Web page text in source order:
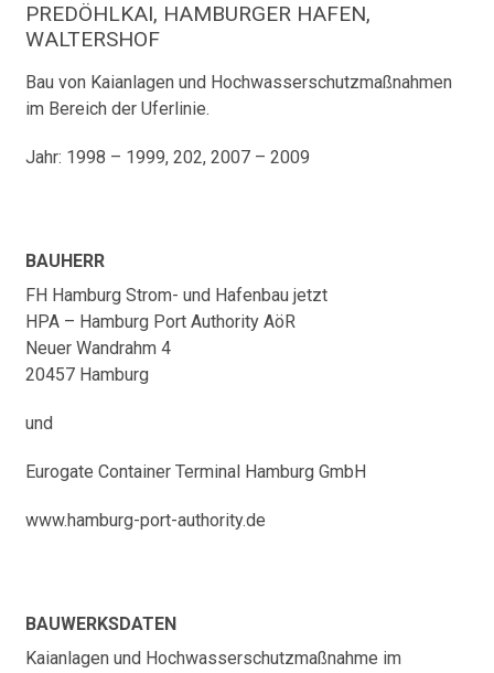
PREDÖHLKAI, HAMBURGER HAFEN,
WALTERSHOF
Bau von Kaianlagen und Hochwasserschutzmaßnahmen
im Bereich der Uferlinie.
Jahr: 1998 – 1999, 202, 2007 – 2009
BAUHERR
FH Hamburg Strom- und Hafenbau jetzt
HPA – Hamburg Port Authority AöR
Neuer Wandrahm 4
20457 Hamburg
und
Eurogate Container Terminal Hamburg GmbH
www.hamburg-port-authority.de
BAUWERKSDATEN
Kaianlagen und Hochwasserschutzmaßnahme im